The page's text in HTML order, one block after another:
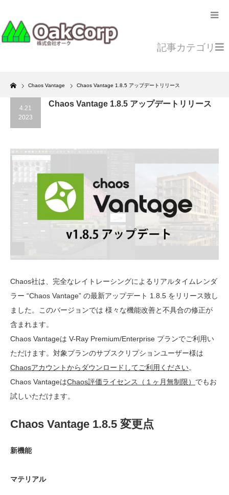
Home
Chaos Vantage Chaos Vantage 1.8.5 アップデートリリース
記事カテゴリ
4.21
2023
Chaos Vantage 1.8.5 アップデートリリース
Chaos社は、完全なレイトレーシングによるリアルタイムレンダ
ラー “Chaos Vantage” の最新アップデート 1.8.5 をリリース致し
ました。このバージョンでは 様々な機能改善と不具合の修正が
含まれます。
Chaos Vantageは V-Ray Premium/Enterprise プランでご利用い
ただけます。対象プランのサブスクリプションユーザー様は
Chaosアカウントからダウンロードしてご利用ください。
Chaos VantageはChaos評価ライセンス（１ヶ月無制限） でもお
試しいただけます。
Chaos Vantage 1.8.5 変更点
新機能
マテリアル